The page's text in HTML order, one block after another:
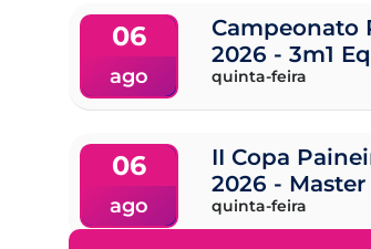
06
ago
Campeonato
2026 - 3m1
quinta-feira
06
ago
II Copa
2026 - Master
quinta-feira